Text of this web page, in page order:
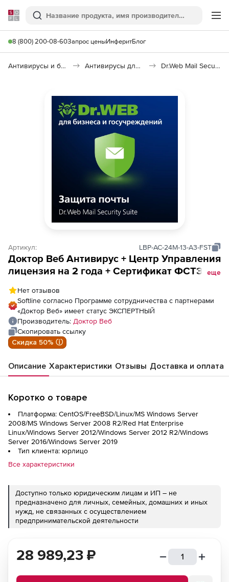
Softline
Поиск
8 (800) 200-08-60Запрос ценыИнферитБлог
Антивирусы и безопасность Антивирусы для организаций Dr.Web Mail Security Suite
Артикул: LBP-AC-24M-13-A3-FST
Доктор Веб Антивирус + Центр Управления
лицензия на 2 года + Сертификат ФСТЭКеще
Нет отзывов
Softline согласно Программе сотрудничества с партнерами
«Доктор Веб» имеет статус ЭКСПЕРТНЫЙ
Производитель: Доктор Веб
Скопировать ссылку
Скидка 50% ⓘ
Описание Характеристики Отзывы Доставка и оплата
Коротко о товаре
Платформа: CentOS/FreeBSD/Linux/MS Windows Server
2008/MS Windows Server 2008 R2/Red Hat Enterprise
Linux/Windows Server 2012/Windows Server 2012 R2/Windows
Server 2016/Windows Server 2019
Тип клиента: юрлицо
Все характеристики
Доступно только юридическим лицам и ИП – не
предназначено для личных, семейных, домашних и иных
нужд, не связанных с осуществлением
предпринимательской деятельности
28 989,23 ₽